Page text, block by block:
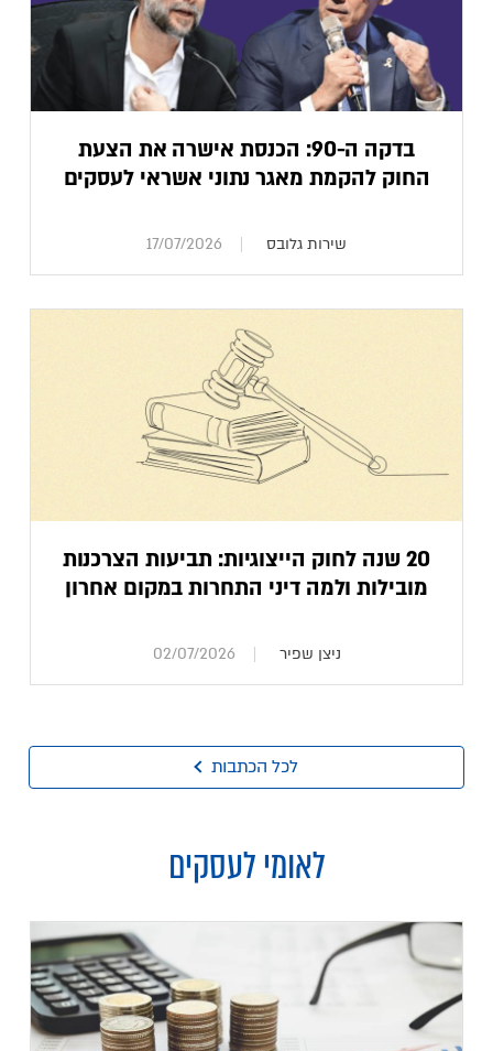
בדקה ה-90: הכנסת אישרה את הצעת
החוק להקמת מאגר נתוני אשראי לעסקים
שירות גלובס 17/07/2026
20 שנה לחוק הייצוגיות: תביעות הצרכנות
מובילות ולמה דיני התחרות במקום אחרון
ניצן שפיר 02/07/2026
לכל הכתבות
לאומי לעסקים